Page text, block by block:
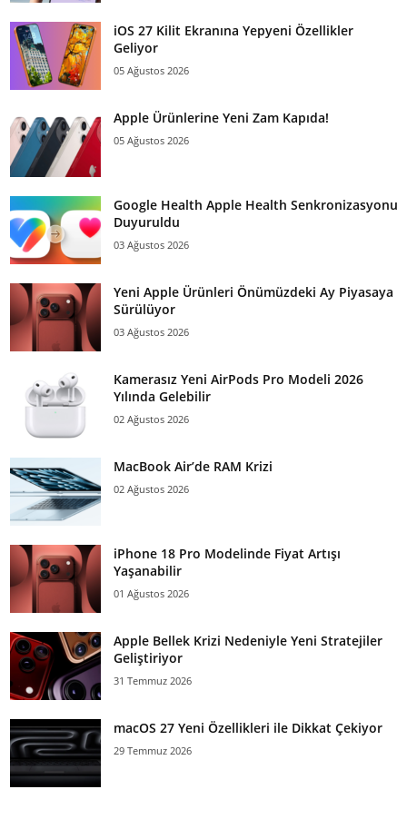
iOS 27 Kilit Ekranına Yepyeni Özellikler
Geliyor
05 Ağustos 2026
Apple Ürünlerine Yeni Zam Kapıda!
05 Ağustos 2026
Google Health Apple Health Senkronizasyonu
Duyuruldu
03 Ağustos 2026
Yeni Apple Ürünleri Önümüzdeki Ay Piyasaya
Sürülüyor
03 Ağustos 2026
Kamerasız Yeni AirPods Pro Modeli 2026
Yılında Gelebilir
02 Ağustos 2026
MacBook Air’de RAM Krizi
02 Ağustos 2026
iPhone 18 Pro Modelinde Fiyat Artışı
Yaşanabilir
01 Ağustos 2026
Apple Bellek Krizi Nedeniyle Yeni Stratejiler
Geliştiriyor
31 Temmuz 2026
macOS 27 Yeni Özellikleri ile Dikkat Çekiyor
29 Temmuz 2026